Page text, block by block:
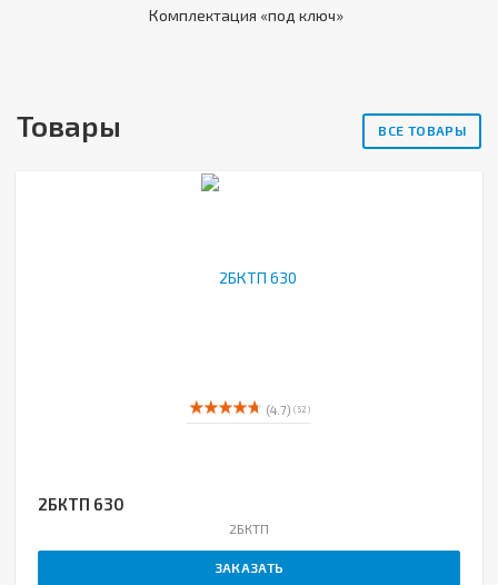
Комплектация «под ключ»
Товары ВСЕ ТОВАРЫ
(4.7) ( 52 )
2БКТП 630
2БКТП
ЗАКАЗАТЬ